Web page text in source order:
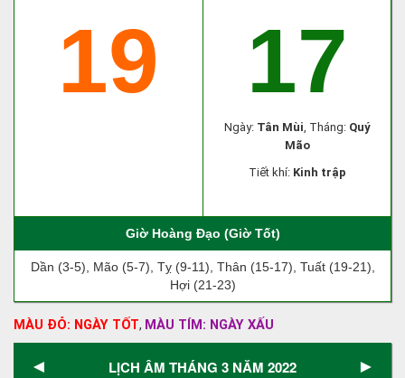
19 17
Ngày: Tân Mùi, Tháng: Quý
Mão
Tiết khí: Kinh trập
Giờ Hoàng Đạo (Giờ Tốt)
Dần (3-5), Mão (5-7), Tỵ (9-11), Thân (15-17), Tuất (19-21),
Hợi (21-23)
MÀU ĐỎ: NGÀY TỐT, MÀU TÍM: NGÀY XẤU
◄ LỊCH ÂM THÁNG 3 NĂM 2022 ►